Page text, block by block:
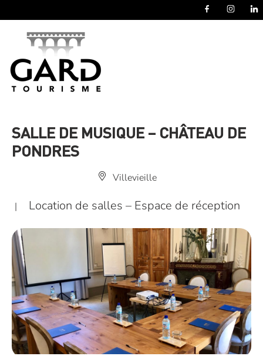
SALLE DE MUSIQUE – CHÂTEAU DE
PONDRES
Villevieille
| Location de salles – Espace de réception